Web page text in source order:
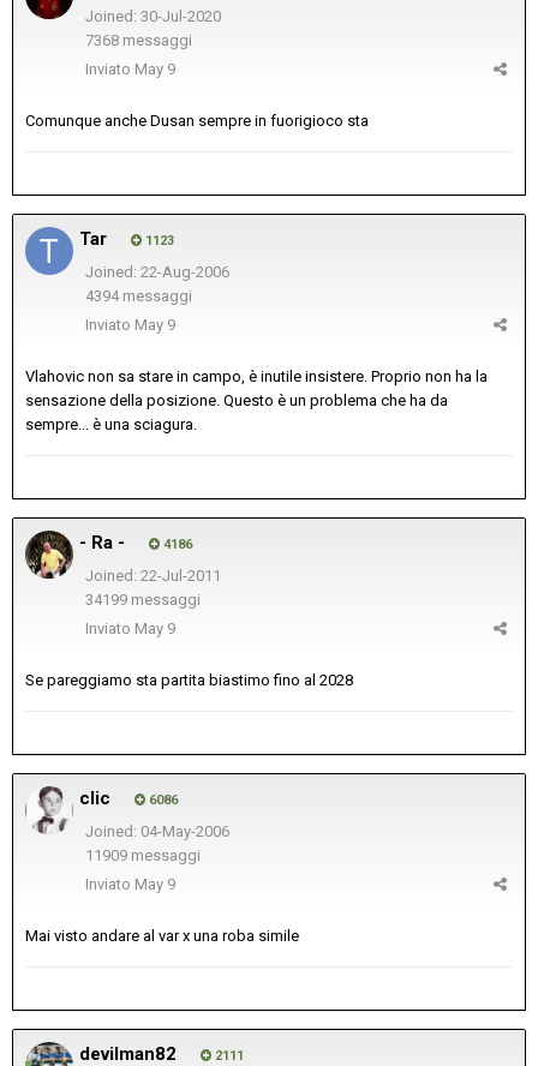
Joined: 30-Jul-2020
7368 messaggi
Inviato May 9
Comunque anche Dusan sempre in fuorigioco sta
Tar 1123
Joined: 22-Aug-2006
4394 messaggi
Inviato May 9
Vlahovic non sa stare in campo, è inutile insistere. Proprio non ha la
sensazione della posizione. Questo è un problema che ha da
sempre... è una sciagura.
- Ra - 4186
Joined: 22-Jul-2011
34199 messaggi
Inviato May 9
Se pareggiamo sta partita biastimo fino al 2028
clic 6086
Joined: 04-May-2006
11909 messaggi
Inviato May 9
Mai visto andare al var x una roba simile
devilman82 2111